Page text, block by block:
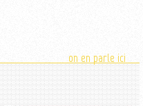
on en parle ici